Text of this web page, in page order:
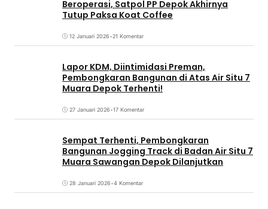
Beroperasi, Satpol PP Depok Akhirnya
Tutup Paksa Koat Coffee
12 Januari 2026•21 Komentar
Lapor KDM, Diintimidasi Preman,
Pembongkaran Bangunan di Atas Air Situ 7
Muara Depok Terhenti!
27 Januari 2026•17 Komentar
Sempat Terhenti, Pembongkaran
Bangunan Jogging Track di Badan Air Situ 7
Muara Sawangan Depok Dilanjutkan
28 Januari 2026•4 Komentar